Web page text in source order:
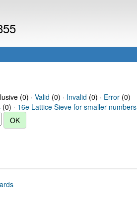
(0) · Valid (0) · Invalid (0) · Error(0)
(0) · 16e Lattice Sieve for smaller numbers